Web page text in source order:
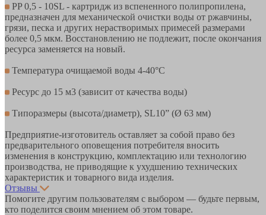
PP 0,5 - 10SL - картридж из вспененного полипропилена,
предназначен для механической очистки воды от ржавчины,
грязи, песка и других нерастворимых примесей размерами
более 0,5 мкм. Восстановлению не подлежит, после окончания
ресурса заменяется на новый.
Температура очищаемой воды 4-40°С
Ресурс до 15 м3 (зависит от качества воды)
Типоразмеры (высота/диаметр), SL10” (Ø 63 мм)
Предприятие-изготовитель оставляет за собой право без
предварительного оповещения потребителя вносить
изменения в конструкцию, комплектацию или технологию
производства, не приводящие к ухудшению технических
характеристик и товарного вида изделия.
Отзывы
Помогите другим пользователям с выбором — будьте первым,
кто поделится своим мнением об этом товаре.